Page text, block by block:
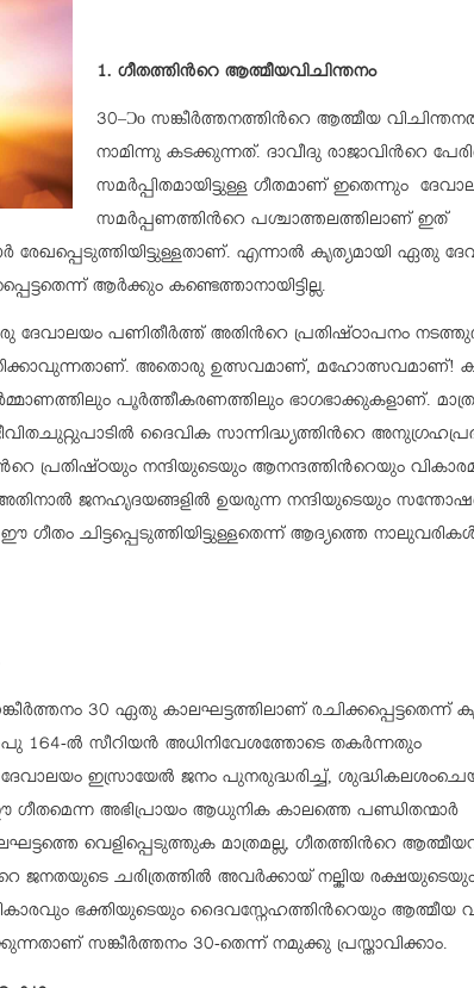
1. ഗീതത്തിന്‍റെ ആത്മീയവിചിന്തനം
30–Ɔο സങ്കീര്‍ത്തനത്തിന്‍റെ ആത്മീയ
നാമിന്നു കടക്കുന്നത്. ദാവീദു രാജാവിന്‍റെ
സമര്‍പ്പിതമായിട്ടുള്ള ഗീതമാണ് ഇതെന്നും
സമര്‍പ്പണത്തിന്‍റെ പശ്ചാത്തലത്തിലാണ് ഇത്
രേഖപ്പെടുത്തിയിട്ടുള്ളതാണ്. എന്നാല്‍ കൃത്യമായി ഏതു
ആര്‍ക്കും കണ്ടെത്താനായിട്ടില്ല.
ദേവാലയം പണിതീര്‍ത്ത് അതിന്‍റെ പ്രതിഷ്ഠാപനം
അതൊരു ഉത്സവമാണ്, മഹോത്സവമാണ്!
പൂര്‍ത്തീകരണത്തിലും ഭാഗഭാക്കുകളാണ്.
ദൈവിക സാന്നിദ്ധ്യത്തിന്‍റെ
പ്രതിഷ്ഠയും നന്ദിയുടെയും ആനന്ദത്തിന്‍റെയും
ജനഹൃദയങ്ങളില്‍ ഉയരുന്ന നന്ദിയുടെയും
ചിട്ടപ്പെടുത്തിയിട്ടുള്ളതെന്ന് ആദ്യത്തെ
30 ഏതു കാലഘട്ടത്തിലാണ് രചിക്കപ്പെട്ടതെന്ന്
164-ല്‍ സീറിയന്‍ അധിനിവേശത്തോടെ തകര്‍ന്നതും
ഇസ്രായേല്‍ ജനം പുനരുദ്ധരിച്ച്,
അഭിപ്രായം ആധുനിക കാലത്തെ പണ്ഡിതന്മാര്‍
വെളിപ്പെടുത്തുക മാത്രമല്ല, ഗീതത്തിന്‍റെ
ചരിത്രത്തില്‍ അവര്‍ക്കായ് നല്കിയ
ഭക്തിയുടെയും ദൈവസ്നേഹത്തിന്‍റെയും ആത്മീയ
സങ്കീര്‍ത്തനം 30-തെന്ന് നമുക്കു പ്രസ്താവിക്കാം.